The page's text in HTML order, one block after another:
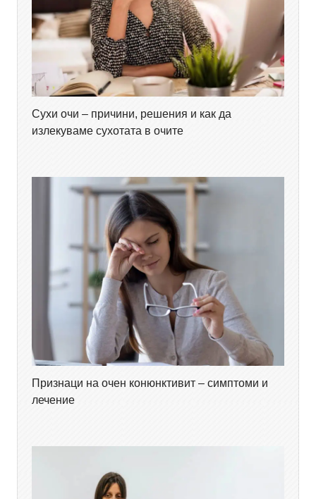
Сухи очи – причини, решения и как да
излекуваме сухотата в очите
Признаци на очен конюнктивит – симптоми и
лечение